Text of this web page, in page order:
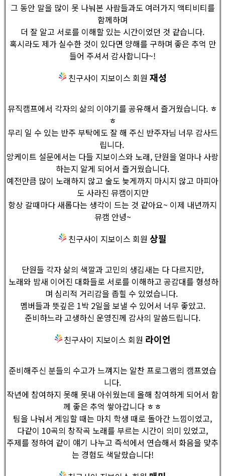
그 동안 말을 많이 못 나눠본 사람들과도 여러가지 액티비티를
함께하며
더 잘 알고 서로를 이해할 있는 시간이었던 것 같습니다.
혹시라도 제가 실수한 것이 있다면 양해를 구하며 좋은 추억 만
들어 주셔서 감사합니다~!
친구사이 지보이스 회원 재성
뮤직캠프에서 각자의 삶의 이야기를 공유해서 즐거웠습니다. ㅎ
ㅎ
무리 일 수 있는 반주 부탁에도 잘 해 주신 반주자님 너무 감사드
립니다.
앙케이트 설문에서는 다들 지보이스와 노래, 단원을 얼마나 사랑
하는지 알게 되어서 즐거웠습니다.
예전만큼 많이 노래하지 않고 술도 늦게까지 마시지 않고 마피아
도 사라진 뮤캠이지만
항상 갈때마다 새롭다는 생각이 드는 것 같아요~ 이제 내년까지
뮤캠 안녕~
친구사이 지보이스 회원 상필
단원들 각자 삶의 색깔과 고민의 생김새는 다 다르지만,
노래와 밤새 이어진 대화들로 서로를 이해하고 공감대를 형성하
며 심리적 거리감을 좁힐 수 있었습니다.
멤버들과 뜻깊은 1박 2일을 보낼 수 있어서 너무 좋았고.
준비하느라 고생하신 운영진께 감사의 말씀드립니다.
친구사이 지보이스 회원 라이언
준비해주신 분들의 수고가 느껴지는 알찬 프로그램의 캠프였습
니다.
작년에 참여하지 못해 못내 아쉬웠는데 올해 참여하게 되어서 함
께 좋은 추억 쌓아갑니다 ㅎㅎ
팀을 나눠서 게임할 때는 마치 학생 때로 돌아간 느낌이었고,
다같이 10곡의 창작곡 노래를 부르는 시간이 의미 있었고,
주제를 정하여 같이 얘기 나누고 즉석에서 연습해서 화음을 맞추
는 경험도 색달랐습니다!